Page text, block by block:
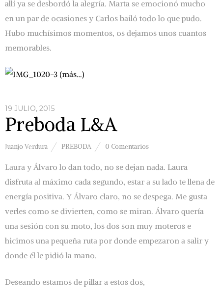
allí ya se desbordó la alegría. Marta se emocionó mucho
en un par de ocasiones y Carlos bailó todo lo que pudo.
Hubo muchísimos momentos, os dejamos unos cuantos
memorables.
(más…)
19 JULIO, 2015
Preboda L&A
Juanjo Verdura PREBODA 0 Comentarios
Laura y Álvaro lo dan todo, no se dejan nada. Laura
disfruta al máximo cada segundo, estar a su lado te llena de
energía positiva. Y Álvaro claro, no se despega. Me gusta
verles como se divierten, como se miran. Álvaro quería
una sesión con su moto, los dos son muy moteros e
hicimos una pequeña ruta por donde empezaron a salir y
donde él le pidió la mano.
Deseando estamos de pillar a estos dos,